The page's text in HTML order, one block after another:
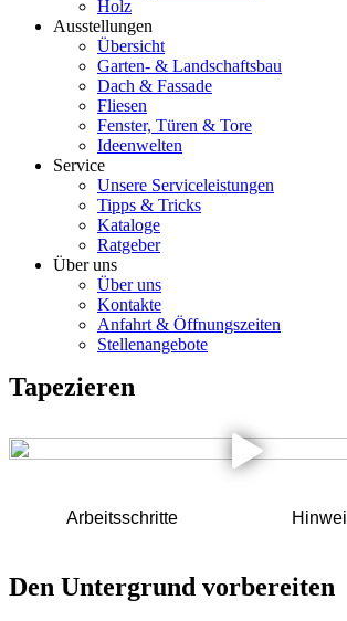
Holz
Ausstellungen
Übersicht
Garten- & Landschaftsbau
Dach & Fassade
Fliesen
Fenster, Türen & Tore
Ideenwelten
Service
Unsere Serviceleistungen
Tipps & Tricks
Kataloge
Ratgeber
Über uns
Über uns
Kontakte
Anfahrt & Öffnungszeiten
Stellenangebote
Tapezieren
Arbeitsschritte
Den Untergrund vorbereiten